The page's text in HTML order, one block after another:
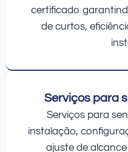
certificado
de curtos,
Serviços para
Serviços para
instalação,
ajuste de